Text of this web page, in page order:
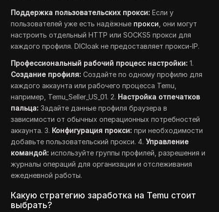
Поддержка пользовательских прокси: Если у
пользователей уже есть надёжные прокси , они могут
настроить отдельный HTTP или SOCKS5 прокси для
каждого профиля. DICloak не предоставляет прокси-IP.
Профессиональный рабочий процесс настройки: 1.
Создание профиля: Создайте по одному профилю для
каждого аккаунта или рабочего процесса Temu,
например, Temu_Seller_US_01. 2. Настройка отпечатков
пальца: Задайте данные профиля браузера в
зависимости от обычных операционных потребностей
аккаунта. 3. Конфигурация прокси: при необходимости
добавьте пользовательский прокси. 4.Управление
командой: используйте группы профилей, разрешения и
журналы операций для организации и отслеживания
ежедневной работы.
Какую стратегию заработка на Temu стоит
выбрать?